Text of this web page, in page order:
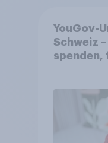
YouGov-
Schweiz
spenden,